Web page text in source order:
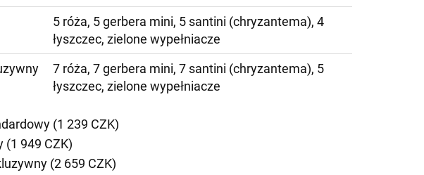
5 róża, 5 gerbera mini, 5 santini (chryzantema), 4
łyszczec, zielone wypełniacze
7 róża, 7 gerbera mini, 7 santini (chryzantema), 5
łyszczec, zielone wypełniacze
(1 239 CZK)
(1 949 CZK)
(2 659 CZK)